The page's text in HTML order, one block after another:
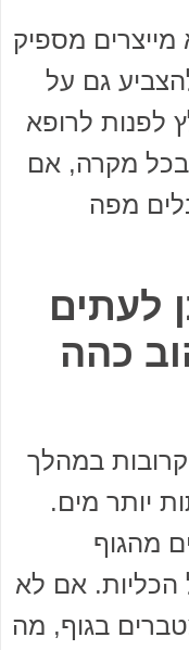
מספיק
גם על
לפנות לרופא
בכל מקרה, אם
מפה
לעתים
כהה
במהלך
יותר מים.
מהגוף
הכליות. אם לא
בגוף, מה